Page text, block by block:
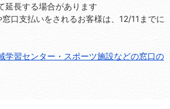
延長する場合があります
口支払いをされるお客様は、12/11までに
学習センター・スポーツ施設などの窓口の